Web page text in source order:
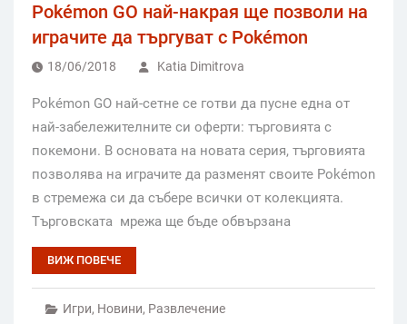
Pokémon GO най-накрая ще позволи на
играчите да търгуват с Pokémon
18/06/2018 Katia Dimitrova
Pokémon GO най-сетне се готви да пусне една от
най-забележителните си оферти: търговията с
покемони. В основата на новата серия, търговията
позволява на играчите да разменят своите Pokémon
в стремежа си да събере всички от колекцията.
Търговската мрежа ще бъде обвързана
ВИЖ ПОВЕЧЕ
Игри, Новини, Развлечение